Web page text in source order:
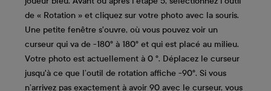
de « Rotation » et cliquez sur votre photo avec la souris.
Une petite fenêtre s'ouvre, où vous pouvez voir un
curseur qui va de -180° à 180° et qui est placé au milieu.
Votre photo est actuellement à 0 °. Déplacez le curseur
jusqu'à ce que l’outil de rotation affiche -90°. Si vous
n’arrivez pas exactement à avoir 90 avec le curseur, vous